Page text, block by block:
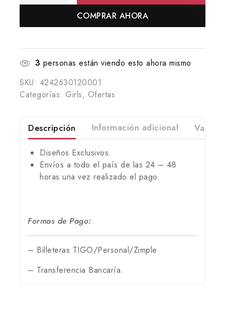
COMPRAR AHORA
3 personas están viendo esto ahora mismo
SKU: 4242630120001
Categorías: Girls, Ofertas
Descripción Información adicional
Diseños Exclusivos.
Envíos a todo el país de las 24 – 48
horas una vez realizado el pago.
Formas de Pago:
– Billeteras TIGO/Personal/Zimple
– Transferencia Bancaría.